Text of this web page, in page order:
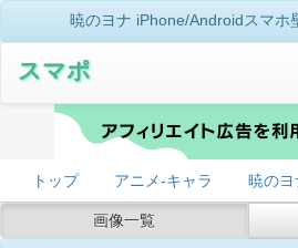
暁のヨナ iPhone/Androidスマホ
スマポ
トップ アニメ-キャラ 暁のヨ
画像一覧